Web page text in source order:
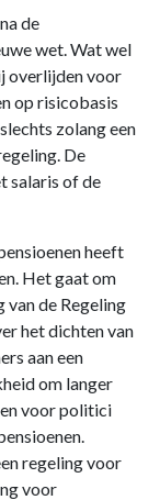
de
wet. Wat wel
overlijden voor
op risicobasis
zolang een
De
salaris of de
heeft
Het gaat om
de Regeling
het dichten van
aan een
om langer
voor politici
regeling voor
voor